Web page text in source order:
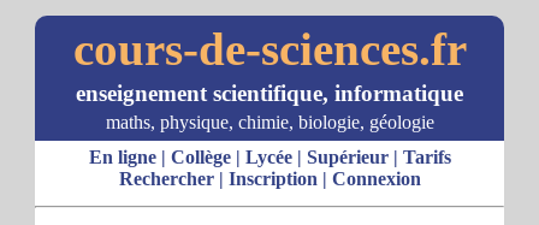
cours-de-sciences.fr
enseignement scientifique, informatique
maths, physique, chimie, biologie, géologie
En ligne| Collège| Lycée| Supérieur| Tarifs
Rechercher| Inscription | Connexion